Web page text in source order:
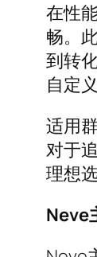
在性
畅。
到转
自定
适用
对于
理想选
Neve